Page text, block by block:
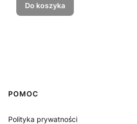
Do koszyka
Linki w stopce
POMOC
Polityka prywatności